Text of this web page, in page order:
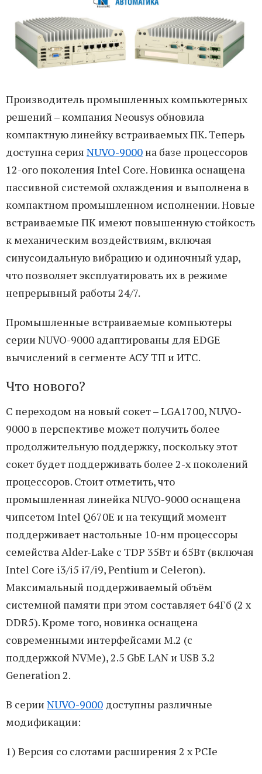
Производитель промышленных компьютерных
решений – компания Neousys обновила
компактную линейку встраиваемых ПК. Теперь
доступна серия NUVO-9000 на базе процессоров
12-ого поколения Intel Core. Новинка оснащена
пассивной системой охлаждения и выполнена в
компактном промышленном исполнении. Новые
встраиваемые ПК имеют повышенную стойкость
к механическим воздействиям, включая
синусоидальную вибрацию и одиночный удар,
что позволяет эксплуатировать их в режиме
непрерывный работы 24/7.
Промышленные встраиваемые компьютеры
серии NUVO-9000 адаптированы для EDGE
вычислений в сегменте АСУ ТП и ИТС.
Что нового?
C переходом на новый сокет – LGA1700, NUVO-
9000 в перспективе может получить более
продолжительную поддержку, поскольку этот
сокет будет поддерживать более 2-х поколений
процессоров. Стоит отметить, что
промышленная линейка NUVO-9000 оснащена
чипсетом Intel Q670E и на текущий момент
поддерживает настольные 10-нм процессоры
семейства Alder-Lake c TDP 35Вт и 65Вт (включая
Intel Core i3/i5 i7/i9, Pentium и Сeleron).
Максимальный поддерживаемый объём
системной памяти при этом составляет 64Гб (2 x
DDR5). Кроме того, новинка оснащена
современными интерфейсами M.2 (c
поддержкой NVMe), 2.5 GbE LAN и USB 3.2
Generation 2.
В серии NUVO-9000 доступны различные
модификации:
1) Версия со слотами расширения 2 x PCIe